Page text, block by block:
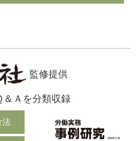
監修提供
＆Ａを分類収録
法